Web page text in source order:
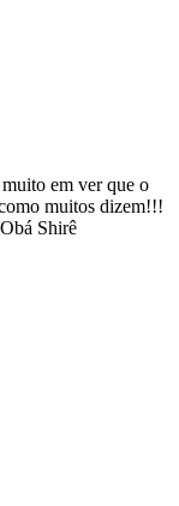
em ver que o
muitos dizem!!!
Shirê